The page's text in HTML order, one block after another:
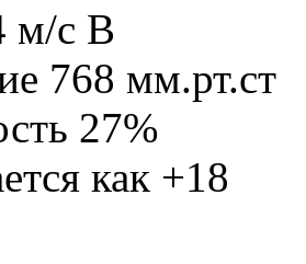
м/с В
768 мм.рт.ст
27%
как +18